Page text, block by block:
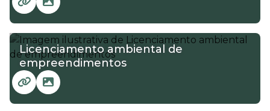
Licenciamento ambiental de
empreendimentos